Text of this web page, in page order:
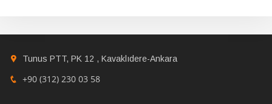
Tunus PTT, PK 12 , Kavaklıdere-Ankara
+90 (312) 230 03 58